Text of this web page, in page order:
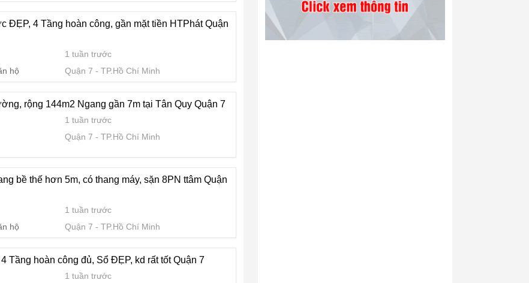
ĐẸP, 4 Tầng hoàn công, gần mặt tiền HTPhát Quận
1 tuần trước
hộ Quận 7 TP.Hồ Chí Minh
rộng 144m2 Ngang gần 7m tại Tân Quy Quận 7
1 tuần trước
Quận 7 TP.Hồ Chí Minh
bề thế hơn 5m, có thang máy, sặn 8PN ttâm Quận
1 tuần trước
hộ Quận 7 TP.Hồ Chí Minh
Tầng hoàn công đủ, Sổ ĐẸP, kd rất tốt Quận 7
1 tuần trước